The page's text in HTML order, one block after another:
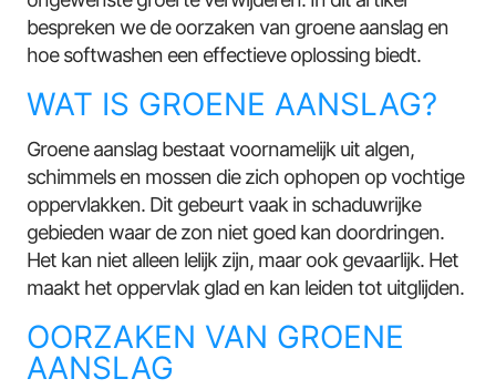
bespreken we de oorzaken van groene aanslag en
hoe softwashen een effectieve oplossing biedt.
WAT IS GROENE AANSLAG?
Groene aanslag bestaat voornamelijk uit algen,
schimmels en mossen die zich ophopen op vochtige
oppervlakken. Dit gebeurt vaak in schaduwrijke
gebieden waar de zon niet goed kan doordringen.
Het kan niet alleen lelijk zijn, maar ook gevaarlijk. Het
maakt het oppervlak glad en kan leiden tot uitglijden.
OORZAKEN VAN GROENE
AANSLAG